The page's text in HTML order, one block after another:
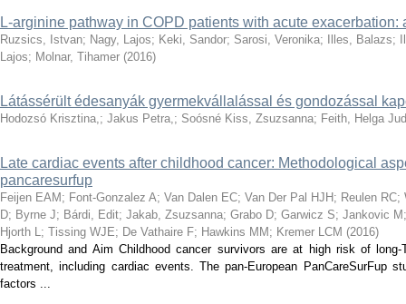
L-arginine pathway in COPD patients with acute exacerbation:
Ruzsics, Istvan; Nagy, Lajos; Keki, Sandor; Sarosi, Veronika; Illes, Balazs;
Lajos; Molnar, Tihamer (2016)
Látássérült édesanyák gyermekvállalással és gondozással
Hodozsó Krisztina,; Jakus Petra,; Soósné Kiss, Zsuzsanna; Feith, Helga
Late cardiac events after childhood cancer: Methodological
pancaresurfup
Feijen EAM ; Font-Gonzalez A; Van Dalen EC; Van Der Pal HJH ; Reulen RC;
D; Byrne J; Bárdi, Edit; Jakab, Zsuzsanna; Grabo D; Garwicz S; Jankovic M
Hjorth L; Tissing WJE; De Vathaire F; Hawkins MM ; Kremer LCM (2016)
Background and Aim Childhood cancer survivors are at high risk of
treatment, including cardiac events. The pan-European PanCareSurFup
factors ...